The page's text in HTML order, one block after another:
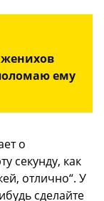
женихов
ему
о
секунду, как
отлично“. У
сделайте